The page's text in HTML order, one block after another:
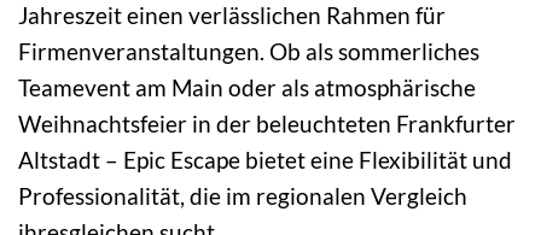
Jahreszeit einen verlässlichen Rahmen für
Firmenveranstaltungen. Ob als sommerliches
Teamevent am Main oder als atmosphärische
Weihnachtsfeier in der beleuchteten Frankfurter
Altstadt – Epic Escape bietet eine Flexibilität und
Professionalität, die im regionalen Vergleich